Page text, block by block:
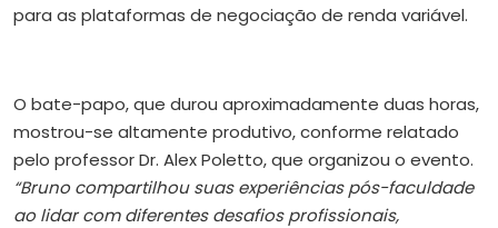
para as plataformas de negociação de renda variável.
O bate-papo, que durou aproximadamente duas horas,
mostrou-se altamente produtivo, conforme relatado
pelo professor Dr. Alex Poletto, que organizou o evento.
“Bruno compartilhou suas experiências pós-faculdade
ao lidar com diferentes desafios profissionais,